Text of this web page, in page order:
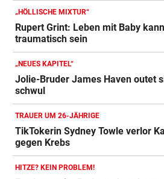
„IHR SEID DER HAMMER!“
Feuerwehr befreite Kalb aus
misslicher Lage
„HÖLLISCHE MIXTUR“
Rupert Grint: Leben mit Baby kann
traumatisch sein
„NEUES KAPITEL“
Jolie-Bruder James Haven outet
schwul
TRAUER UM 26-JÄHRIGE
TikTokerin Sydney Towle verlor
gegen Krebs
HITZE? KEIN PROBLEM!